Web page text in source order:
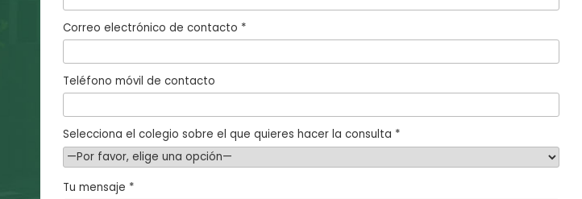
Correo electrónico de contacto *
Teléfono móvil de contacto
Selecciona el colegio sobre el que quieres hacer la consulta *
Tu mensaje *